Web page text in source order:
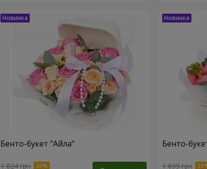
Бенто-букет "Айла"
1 824 грн
Бенто-
1 699 грн